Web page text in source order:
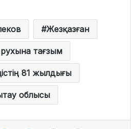
Жезқазған
тағзым
81 жылдығы
облысы